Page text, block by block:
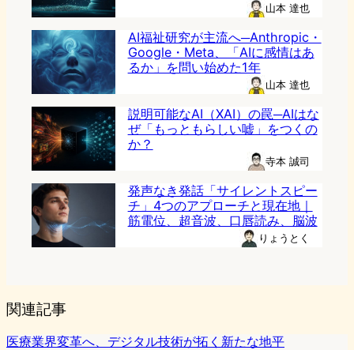
山本 達也
AI福祉研究が主流へ─Anthropic・
Google・Meta、「AIに感情はあ
るか」を問い始めた1年
山本 達也
説明可能なAI（XAI）の罠─AIはな
ぜ「もっともらしい嘘」をつくの
か？
寺本 誠司
発声なき発話「サイレントスピー
チ」4つのアプローチと現在地｜
筋電位、超音波、口唇読み、脳波
りょうとく
関連記事
医療業界変革へ、デジタル技術が拓く新たな地平